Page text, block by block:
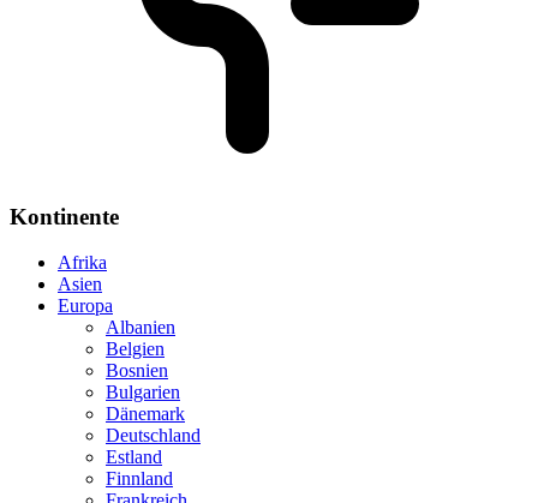
Kontinente
Afrika
Asien
Europa
Albanien
Belgien
Bosnien
Bulgarien
Dänemark
Deutschland
Estland
Finnland